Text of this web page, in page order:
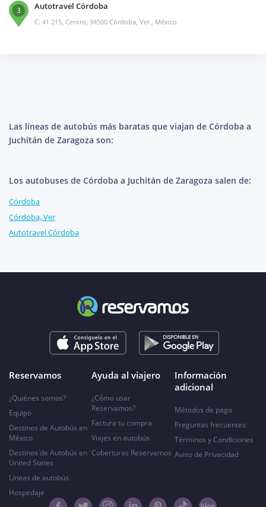
3 Autotravel Córdoba
C. 41 215, Centro, 94500 Córdoba, Ver., México
Las líneas de autobús más baratas que viajan de Córdoba a
Juchitán de Zaragoza son:
Los autobuses de Córdoba a Juchitán de Zaragoza salen de:
Córdoba
Córdoba, Ver
Autotravel Córdoba
Reservamos
¿Quiénes somos?
Equipo
Destinos de Autobús en
México
Destinos de Autobús en
United States
Líneas de autobús
Hospedaje
Ayuda al viajero
¿Cómo usar
Reservamos?
Factura tu compra
Viajes en autobús
Coberturas Reservamos
Información
adicional
Métodos de pago
Preguntas frecuentes
Términos y Condiciones
Aviso de Privacidad